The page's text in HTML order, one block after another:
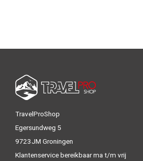
TravelProShop
Egersundweg 5
9723JM Groningen
Klantenservice bereikbaar ma t/m vrij